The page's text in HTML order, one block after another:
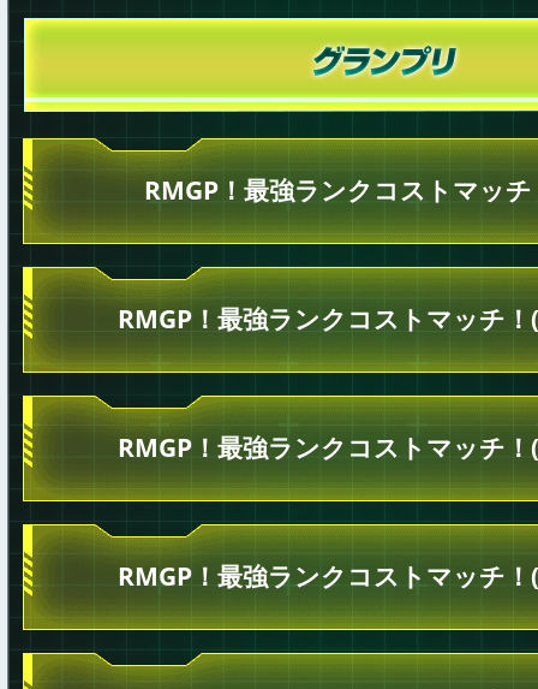
RMGP！最強ランクコストマッ
RMGP！最強ランクコストマッチ
RMGP！最強ランクコストマッチ
RMGP！最強ランクコストマッチ